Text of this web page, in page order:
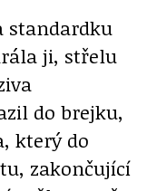
standardku
ji, střelu
do brejku,
který do
zakončující